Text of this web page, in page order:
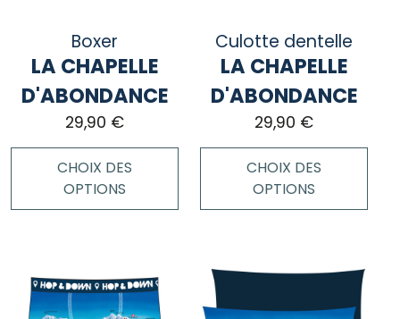
Boxer
LA CHAPELLE
D'ABONDANCE
29,90 €
CHOIX DES
OPTIONS
plusieurs
Culotte dentelle
LA CHAPELLE
D'ABONDANCE
29,90 €
CHOIX DES
OPTIONS
plusieurs